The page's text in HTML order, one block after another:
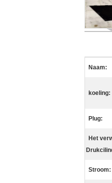
Naam:
koeling:
Plug:
Het
Stroom: